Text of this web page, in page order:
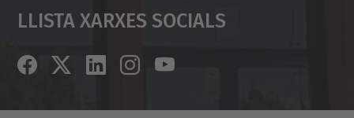
Llista Xarxes Socials